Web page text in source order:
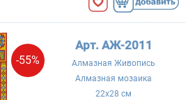
-55%
Арт. АЖ-2011
Алмазная Живопись
Алмазная мозаика
22x28 см